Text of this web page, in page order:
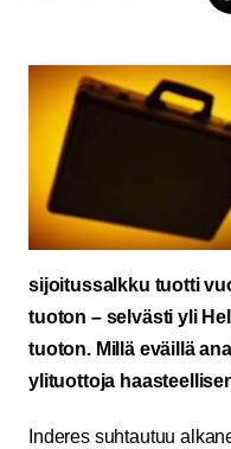
sijoitussalkku tuotti
tuoton – selvästi yli
tuoton. Millä eväillä
ylituottoja
Inderes suhtautuu